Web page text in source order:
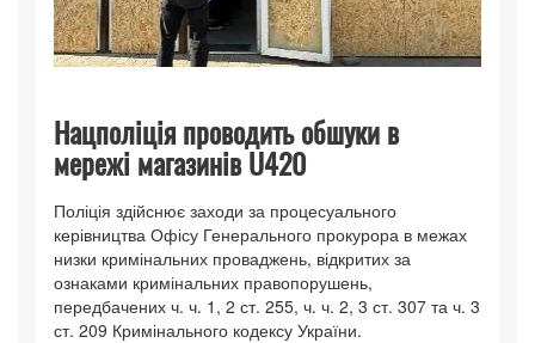
Нацполіція проводить обшуки в
мережі магазинів U420
Поліція здійснює заходи за процесуального
керівництва Офісу Генерального прокурора в межах
низки кримінальних проваджень, відкритих за
ознаками кримінальних правопорушень,
передбачених ч. ч. 1, 2 ст. 255, ч. ч. 2, 3 ст. 307 та ч. 3
ст. 209 Кримінального кодексу України.